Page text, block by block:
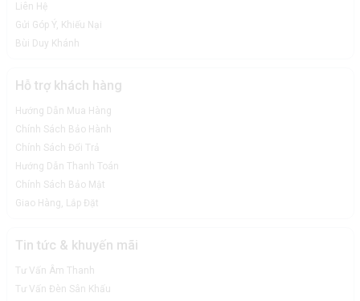
Liên Hệ
Gửi Góp Ý, Khiếu Nại
Bùi Duy Khánh
Hỗ trợ khách hàng
Hướng Dẫn Mua Hàng
Chính Sách Bảo Hành
Chính Sách Đổi Trả
Hướng Dẫn Thanh Toán
Chính Sách Bảo Mật
Giao Hàng, Lắp Đặt
Tin tức & khuyến mãi
Tư Vấn Âm Thanh
Tư Vấn Đèn Sân Khấu